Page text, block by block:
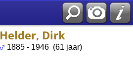
Helder, Dirk
1885 - 1946 (61 jaar)